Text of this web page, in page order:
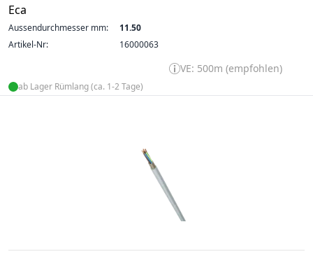
Eca
Aussendurchmesser mm:
11.50
Artikel-Nr:
16000063
VE: 500m (empfohlen)
ab Lager Rümlang (ca. 1-2 Tage)